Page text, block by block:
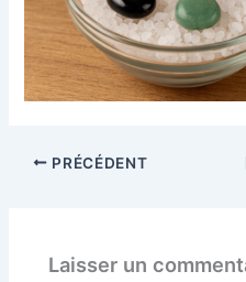
PRÉCÉDENT
Laisser un